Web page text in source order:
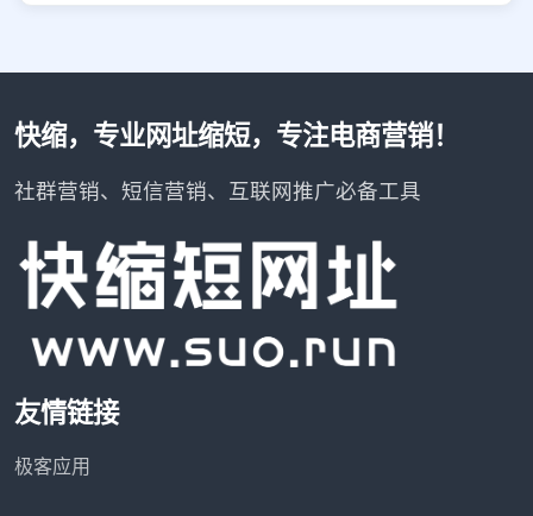
快缩，专业网址缩短，专注电商营销！
社群营销、短信营销、互联网推广必备工具
友情链接
极客应用